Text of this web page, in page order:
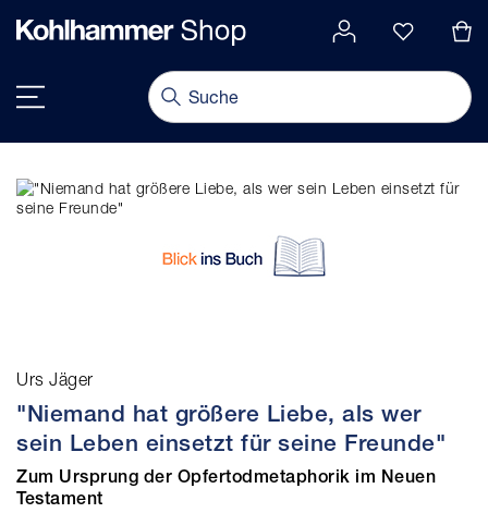
springen
Urs Jäger
"Niemand hat größere Liebe, als wer
sein Leben einsetzt für seine Freunde"
Zum Ursprung der Opfertodmetaphorik im Neuen
Testament